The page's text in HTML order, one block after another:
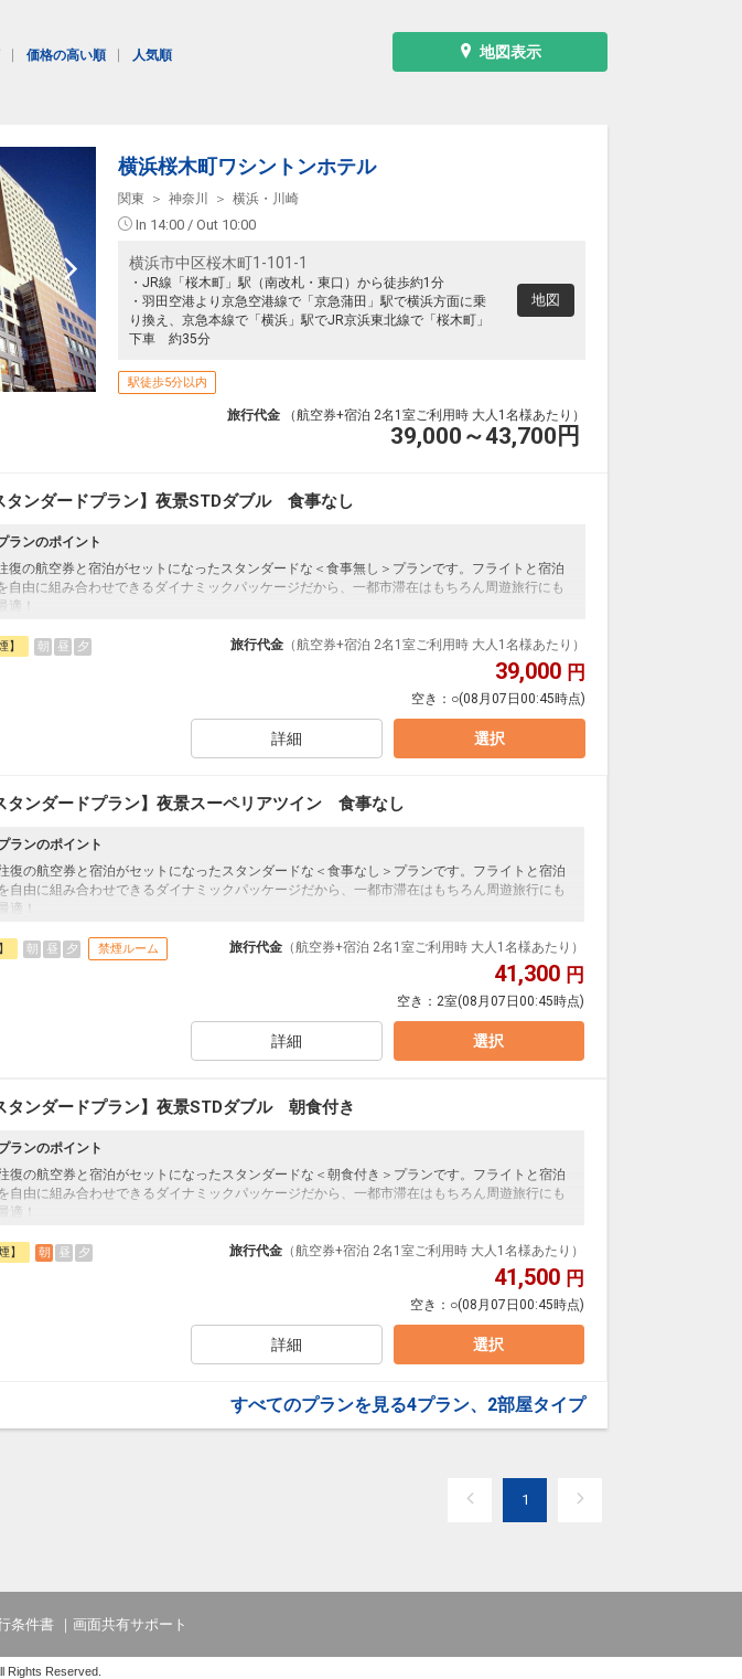
地図表示
価格の高い順 人気順
横浜桜木町ワシントンホテル
関東 神奈川 横浜・川崎
In 14:00 / Out 10:00
横浜市中区桜木町1-101-1
・JR線「桜木町」駅（南改札・東口）から徒歩約1分
・羽田空港より京急空港線で「京急蒲田」駅で横浜方面に乗
り換え、京急本線で「横浜」駅でJR京浜東北線で「桜木町」
下車 約35分
地図
駅徒歩5分以内
旅行代金 （航空券+宿泊 2名1室ご利用時 大人1名様あたり）
39,000～43,700 円
タンダードプラン】夜景STDダブル 食事なし
ランのポイント
復の航空券と宿泊がセットになったスタンダードな＜食事無し＞プランです。フライトと宿泊
自由に組み合わせできるダイナミックパッケージだから、一都市滞在はもちろん周遊旅行にも
適！
ライトは、安心のJAL（またはJALグループ）確約！フライトマイル50%貯まります。
オプションでレンタカーや現地交通・体験プランなどの追加（同時予約）が可能なプランもござ
朝 昼 夕 旅行代金 （航空券+宿泊 2名1室ご利用時 大人1名様あたり）
39,000 円
空き： ○(08月07日00:45時点)
詳細 選択
タンダードプラン】夜景スーペリアツイン 食事なし
ランのポイント
復の航空券と宿泊がセットになったスタンダードな＜食事なし＞プランです。フライトと宿泊
自由に組み合わせできるダイナミックパッケージだから、一都市滞在はもちろん周遊旅行にも
最適！
ライトは、安心のJAL（またはJALグループ）確約！フライトマイル50%貯まります。
オプションでレンタカーや現地交通・体験プランなどの追加（同時予約）が可能なプランもござ
朝 昼 夕 禁煙ルーム 旅行代金 （航空券+宿泊 2名1室ご利用時 大人1名様あたり）
41,300 円
空き： 2室(08月07日00:45時点)
詳細 選択
タンダードプラン】夜景STDダブル 朝食付き
ランのポイント
復の航空券と宿泊がセットになったスタンダードな＜朝食付き＞プランです。フライトと宿泊
自由に組み合わせできるダイナミックパッケージだから、一都市滞在はもちろん周遊旅行にも
最適！
ライトは、安心のJAL（またはJALグループ）確約！フライトマイル50%貯まります。
オプションでレンタカーや現地交通・体験プランなどの追加（同時予約）が可能なプランもござ
】 朝 昼 夕 旅行代金 （航空券+宿泊 2名1室ご利用時 大人1名様あたり）
41,500 円
空き： ○(08月07日00:45時点)
詳細 選択
すべてのプランを見る4プラン、2部屋タイプ
1
条件書 画面共有サポート
Rights Reserved.